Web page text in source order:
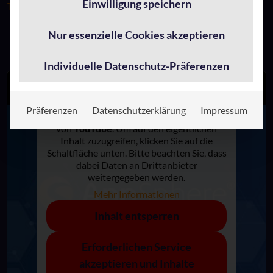
TRINITY Lösungsmodul Collaboration & Communication
Sie sehen gerade einen Platzhalterinhalt
vonYouTube. Um auf den eigentlichen
Inhalt zuzugreifen, klicken Sie auf die
Schaltfläche unten. Bitte beachten Sie, dass
dabei Daten an Drittanbieter
weitergegeben werden.
Mehr Informationen
Inhalt entsperren
Erforderlichen Service
akzeptieren und Inhalte
Einwilligung speichern
Nur essenzielle Cookies akzeptieren
Individuelle Datenschutz-Präferenzen
Präferenzen Datenschutzerklärung Impressum